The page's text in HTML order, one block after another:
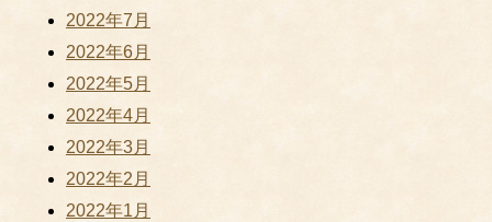
2022年7月
2022年6月
2022年5月
2022年4月
2022年3月
2022年2月
2022年1月